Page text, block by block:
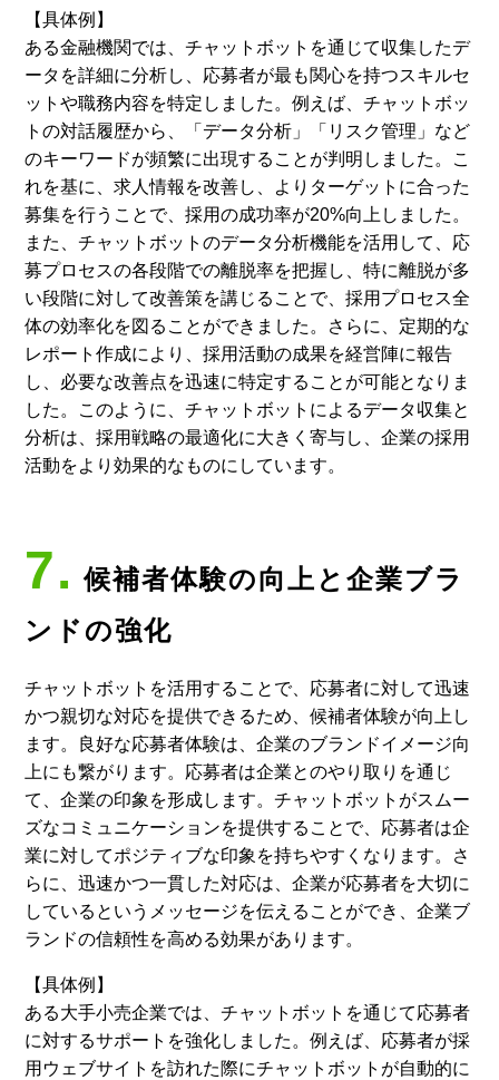
【具体例】
ある金融機関では、チャットボットを通じて収集したデ
ータを詳細に分析し、応募者が最も関心を持つスキルセ
ットや職務内容を特定しました。例えば、チャットボッ
トの対話履歴から、「データ分析」「リスク管理」など
のキーワードが頻繁に出現することが判明しました。こ
れを基に、求人情報を改善し、よりターゲットに合った
募集を行うことで、採用の成功率が20%向上しました。
また、チャットボットのデータ分析機能を活用して、応
募プロセスの各段階での離脱率を把握し、特に離脱が多
い段階に対して改善策を講じることで、採用プロセス全
体の効率化を図ることができました。さらに、定期的な
レポート作成により、採用活動の成果を経営陣に報告
し、必要な改善点を迅速に特定することが可能となりま
した。このように、チャットボットによるデータ収集と
分析は、採用戦略の最適化に大きく寄与し、企業の採用
活動をより効果的なものにしています。
7. 候補者体験の向上と企業ブラ
ンドの強化
チャットボットを活用することで、応募者に対して迅速
かつ親切な対応を提供できるため、候補者体験が向上し
ます。良好な応募者体験は、企業のブランドイメージ向
上にも繋がります。応募者は企業とのやり取りを通じ
て、企業の印象を形成します。チャットボットがスムー
ズなコミュニケーションを提供することで、応募者は企
業に対してポジティブな印象を持ちやすくなります。さ
らに、迅速かつ一貫した対応は、企業が応募者を大切に
しているというメッセージを伝えることができ、企業ブ
ランドの信頼性を高める効果があります。
【具体例】
ある大手小売企業では、チャットボットを通じて応募者
に対するサポートを強化しました。例えば、応募者が採
用ウェブサイトを訪れた際にチャットボットが自動的に